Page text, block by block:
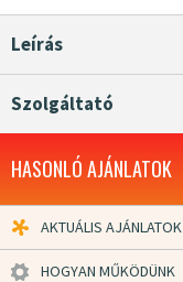
Leírás
Szolgáltató
HASONLÓ AJÁNLATOK
AKTUÁLIS AJÁNLATOK
HOGYAN MŰKÖDÜNK